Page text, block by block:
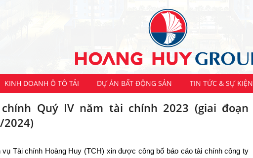
KINH DOANH Ô TÔ TẢI DỰ ÁN BẤT ĐỘNG SẢN TIN TỨC & SỰ KIỆN
Quý IV năm tài chính 2023 (giai đoạn
Tài chính Hoàng Huy (TCH) xin được công bố báo cáo tài chính công ty